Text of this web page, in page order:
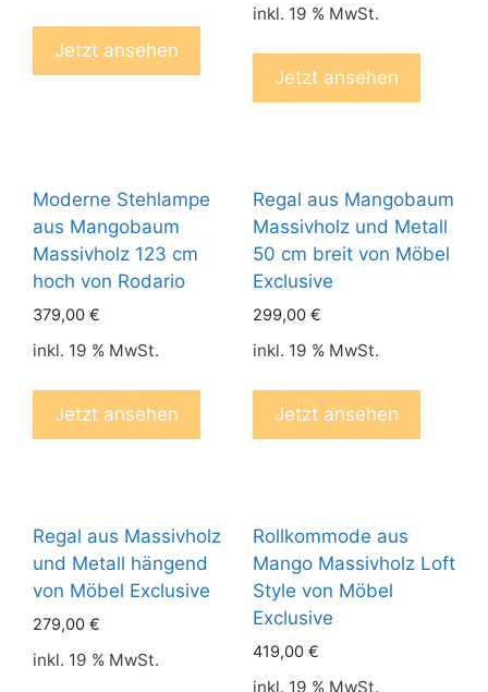
Jetzt ansehen
inkl. 19 % MwSt.
Jetzt ansehen
Moderne Stehlampe
aus Mangobaum
Massivholz 123 cm
hoch von Rodario
379,00 €
inkl. 19 % MwSt.
Jetzt ansehen
Regal aus Mangobaum
Massivholz und Metall
50 cm breit von Möbel
Exclusive
299,00 €
inkl. 19 % MwSt.
Jetzt ansehen
Regal aus Massivholz
und Metall hängend
von Möbel Exclusive
279,00 €
inkl. 19 % MwSt.
Rollkommode aus
Mango Massivholz Loft
Style von Möbel
Exclusive
419,00 €
inkl. 19 % MwSt.